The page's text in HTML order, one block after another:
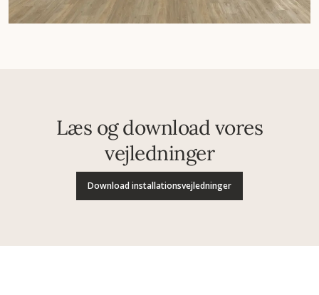
Læs og download vores
vejledninger
Download installationsvejledninger